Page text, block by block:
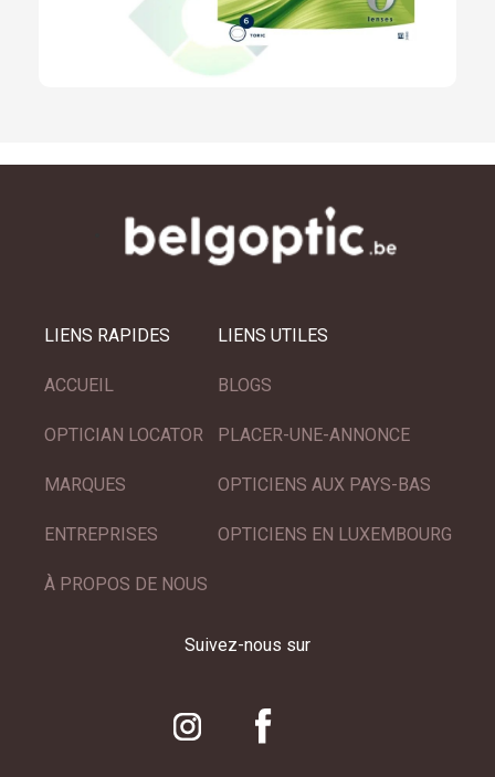
LIENS RAPIDES
ACCUEIL
OPTICIAN LOCATOR
MARQUES
ENTREPRISES
À PROPOS DE NOUS
LIENS UTILES
BLOGS
PLACER-UNE-ANNONCE
OPTICIENS AUX PAYS-BAS
OPTICIENS EN LUXEMBOURG
Suivez-nous sur